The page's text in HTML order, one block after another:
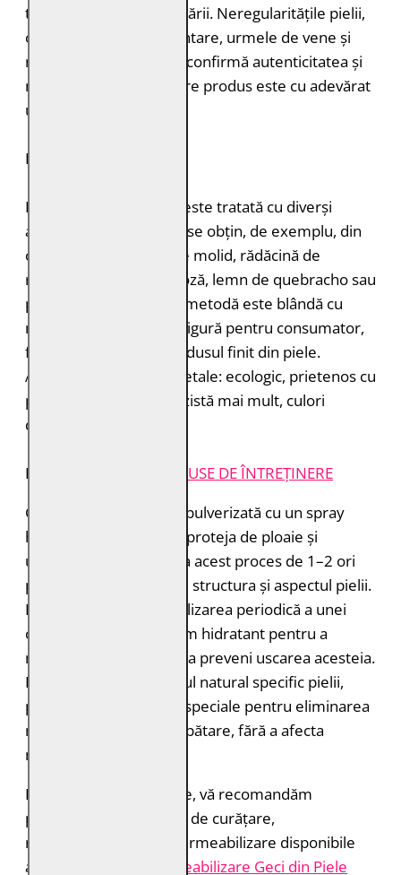
timpul vopsirii și procesării. Neregularitățile pielii,
cum ar fi petele pigmentare, urmele de vene și
mușcăturile de insecte confirmă autenticitatea și
naturalețea pielii. Fiecare produs este cu adevărat
unic.
DURABILITATE
Pielea tăbăcită vegetal este tratată cu diverși
agenți de tăbăcire care se obțin, de exemplu, din
coajă de stejar, coajă de molid, rădăcină de
rubarbă, coajă de mimoză, lemn de quebracho sau
păstăi de tara. Această metodă este blândă cu
mediul înconjurător și sigură pentru consumator,
fără a lăsa toxine în produsul finit din piele.
Avantajele tăbăcirii vegetale: ecologic, prietenos cu
pielea, miros plăcut, rezistă mai mult, culori
deosebite.
INSTRUCȚIUNI ȘI
PRODUSE DE ÎNTREȚINERE
Geaca de piele trebuie pulverizată cu un spray
hidroizolant pentru a o proteja de ploaie și
umiditate. Puteți repeta acest proces de 1–2 ori
pe an pentru a menține structura și aspectul pielii.
Este recomandată și utilizarea periodică a unei
creme sau a unui balsam hidratant pentru a
menține pielea suplă și a preveni uscarea acesteia.
Dacă nu vă place mirosul natural specific pielii,
puteți folosi sprayurile speciale pentru eliminarea
mirosurilor și reîmprospătare, fără a afecta
materialul.
Pentru rezultate optime, vă recomandăm
produsele profesionale de curățare,
reîmprospătare și impermeabilizare disponibile
aici:
Îngrijire și Impermeabilizare Geci din Piele